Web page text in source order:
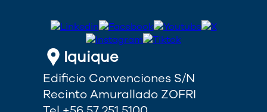
Iquique
Edificio Convenciones S/N
Recinto Amurallado ZOFRI